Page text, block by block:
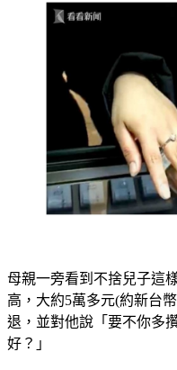
母親一旁看到不捨兒子這
高，大約5萬多元(約新台
退，並對他說